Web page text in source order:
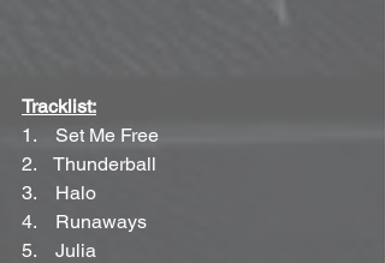
Tracklist:
1.    Set Me Free
2.    Thunderball
3.    Halo
4.    Runaways
5.    Julia